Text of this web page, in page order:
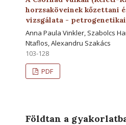
horzsaköveinek kőzettani
vizsgálata -
Anna Paula Vinkler, Szabolcs
Ntaflos, Alexandru Szakács
103-128
PDF
Földtan a